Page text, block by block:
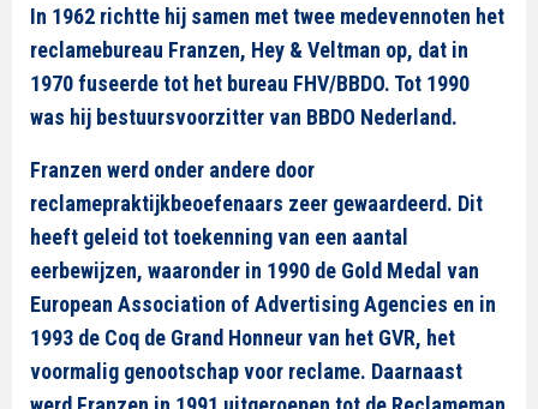
In 1962 richtte hij samen met twee medevennoten het
reclamebureau Franzen, Hey & Veltman op, dat in
1970 fuseerde tot het bureau FHV/BBDO. Tot 1990
was hij bestuursvoorzitter van BBDO Nederland.
Franzen werd onder andere door
reclamepraktijkbeoefenaars zeer gewaardeerd. Dit
heeft geleid tot toekenning van een aantal
eerbewijzen, waaronder in 1990 de Gold Medal van
European Association of Advertising Agencies en in
1993 de Coq de Grand Honneur van het GVR, het
voormalig genootschap voor reclame. Daarnaast